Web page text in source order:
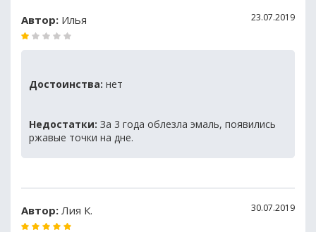
Автор: Илья 23.07.2019
Достоинства: нет
Недостатки: За 3 года облезла эмаль, появились
ржавые точки на дне.
Автор: Лия К. 30.07.2019